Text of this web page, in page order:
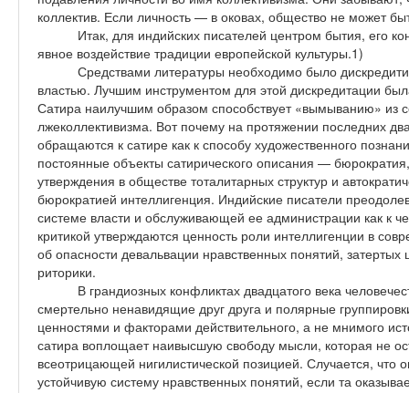
коллектив. Если личность — в оковах, общество не может
Итак, для индийских писателей центром бытия, его
явное воздействие традиции европейской культуры.1)
Средствами литературы необходимо было
властью. Лучшим инструментом для этой дискредитации
Сатира наилучшим образом способствует «вымыванию» из
лжеколлективизма. Вот почему на протяжении последних
обращаются к сатире как к способу художественного
постоянные объекты сатирического описания —
утверждения в обществе тоталитарных структур и
бюрократией интеллигенция. Индийские писатели
системе власти и обслуживающей ее администрации как к
критикой утверждаются ценность роли интеллигенции в
об опасности девальвации нравственных понятий,
риторики.
В грандиозных конфликтах двадцатого века
смертельно ненавидящие друг друга и полярные
ценностями и факторами действительного, а не мнимого
сатира воплощает наивысшую свободу мысли, которая не
всеотрицающей нигилистической позицией. Случается, что
устойчивую систему нравственных понятий, если та